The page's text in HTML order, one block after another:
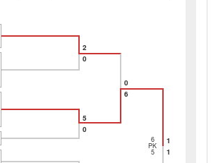
2
0
0
5
0
6
1
PK
6
1
5